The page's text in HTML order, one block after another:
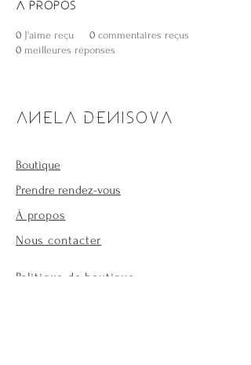
À propos
0 J'aime reçu 0 commentaires reçus
0 meilleures réponses
ANELA DENISOVA
Boutique
Prendre rendez-vous
À propos
Nous contacter
Politique de boutique